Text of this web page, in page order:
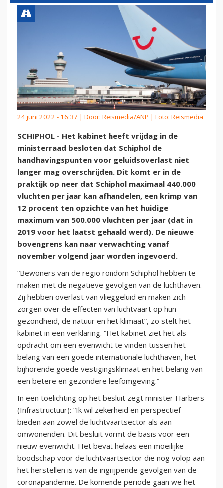
24 juni 2022 - 16:37 | Door: Reismedia/ANP | Foto: Reismedia
SCHIPHOL - Het kabinet heeft vrijdag in de
ministerraad besloten dat Schiphol de
handhavingspunten voor geluidsoverlast niet
langer mag overschrijden. Dit komt er in de
praktijk op neer dat Schiphol maximaal 440.000
vluchten per jaar kan afhandelen, een krimp van
12 procent ten opzichte van het huidige
maximum van 500.000 vluchten per jaar (dat in
2019 voor het laatst gehaald werd). De nieuwe
bovengrens kan naar verwachting vanaf
november volgend jaar worden ingevoerd.
“Bewoners van de regio rondom Schiphol hebben te
maken met de negatieve gevolgen van de luchthaven.
Zij hebben overlast van vlieggeluid en maken zich
zorgen over de effecten van luchtvaart op hun
gezondheid, de natuur en het klimaat”, zo stelt het
kabinet in een verklaring. “Het kabinet ziet het als
opdracht om een evenwicht te vinden tussen het
belang van een goede internationale luchthaven, het
bijhorende goede vestigingsklimaat en het belang van
een betere en gezondere leefomgeving.”
In een toelichting op het besluit zegt minister Harbers
(Infrastructuur): “Ik wil zekerheid en perspectief
bieden aan zowel de luchtvaartsector als aan
omwonenden. Dit besluit vormt de basis voor een
nieuw evenwicht. Het bevat helaas een moeilijke
boodschap voor de luchtvaartsector die nog volop aan
het herstellen is van de ingrijpende gevolgen van de
coronapandemie. De komende periode gaan we het